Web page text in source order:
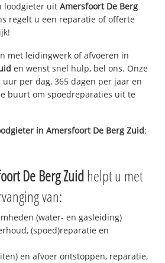
loodgieter uitAmersfoort De Berg
regelt u een reparatie of offerte
met leidingwerk of afvoeren in
en wenst snel hulp, bel ons. Onze
per dag, 365 dagen per jaar en
buurt om spoedreparaties uit te
inAmersfoort De Berg Zuid:
De Berg Zuidhelpt u met
van:
(water- en gasleiding)
(spoed)reparatie en
en afvoer ontstoppen, reparatie,